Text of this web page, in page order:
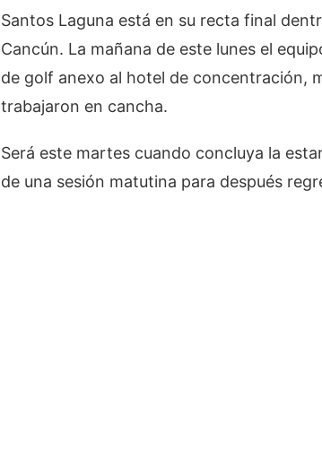
Santos Laguna está en su recta final
Cancún. La mañana de este lunes el
de golf anexo al hotel de concentración,
trabajaron en cancha.
Será este martes cuando concluya la
de una sesión matutina para después